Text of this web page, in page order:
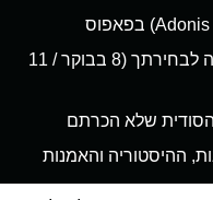
סיור סגוויי בפאפוס עם מדריך בשעה לבחירתך (8 בבוקר / 11
שלא הכרתם
ההיסטוריה והאמנות